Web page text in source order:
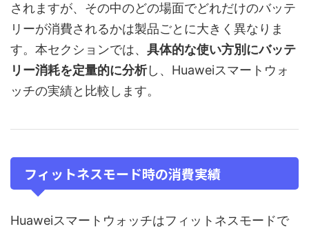
されますが、その中のどの場面でどれだけのバッテ
リーが消費されるかは製品ごとに大きく異なりま
す。本セクションでは、 具体的な使い方別にバッテ
リー消耗を定量的に分析し、Huaweiスマートウォ
ッチの実績と比較します。
フィットネスモード時の消費実績
Huaweiスマートウォッチはフィットネスモードで